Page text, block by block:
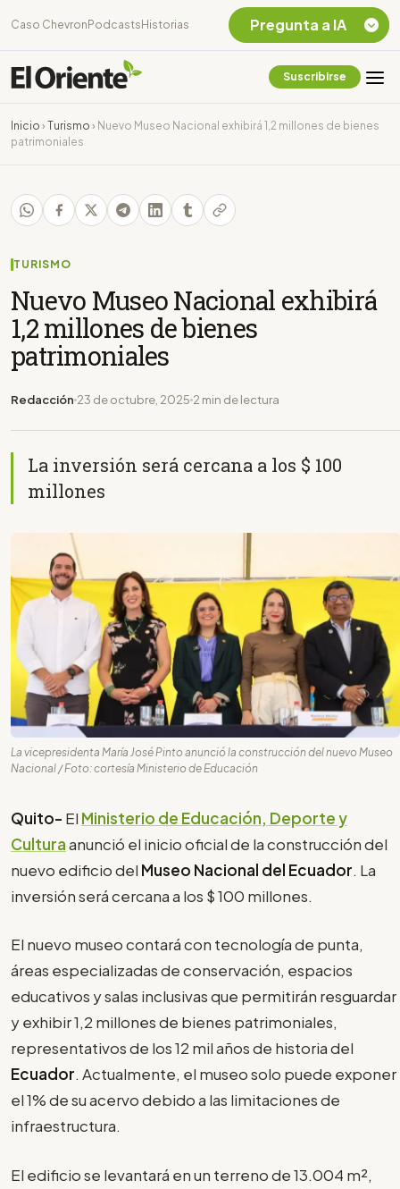
Caso Chevron Podcasts Historias
Suscribirse
Inicio › Turismo › Nuevo Museo Nacional exhibirá 1,2 millones de bienes
patrimoniales
TURISMO
Nuevo Museo Nacional exhibirá
1,2 millones de bienes
patrimoniales
Redacción 23 de octubre, 2025 2 min de lectura
La inversión será cercana a los $ 100
millones
La vicepresidenta María José Pinto anunció la construcción del nuevo Museo
Nacional / Foto: cortesía Ministerio de Educación
Quito- El Ministerio de Educación, Deporte y
Culturaanunció el inicio oficial de la construcción del
nuevo edificio del Museo Nacional del Ecuador. La
inversión será cercana a los $ 100 millones.
El nuevo museo contará con tecnología de punta,
áreas especializadas de conservación, espacios
educativos y salas inclusivas que permitirán resguardar
y exhibir 1,2 millones de bienes patrimoniales,
representativos de los 12 mil años de historia del
Ecuador. Actualmente, el museo solo puede exponer
el 1% de su acervo debido a las limitaciones de
infraestructura.
El edificio se levantará en un terreno de 13.004 m²,
Pregunta a IA
Chevron Ecuador